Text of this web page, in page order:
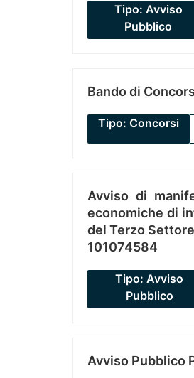
Tipo: Avviso
Pubblico
Bando di
Tipo: Concorsi
Avviso di
economiche di
del Terzo
101074584
Tipo: Avviso
Pubblico
Avviso Pubblico